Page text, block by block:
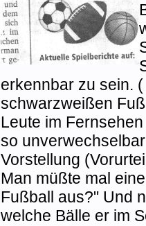
erkennbar zu sein. (
schwarzweißen
Leute im
so
Vorstellung
Man müßte mal
Fußball aus?" Und
welche Bälle er im